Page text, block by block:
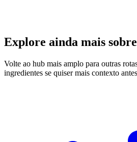
Explore ainda mais
Volte ao hub mais amplo para outras
ingredientes se quiser mais contexto